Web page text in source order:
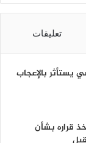
تعليقات
يستأثر بالإعجاب
قراره بشأن